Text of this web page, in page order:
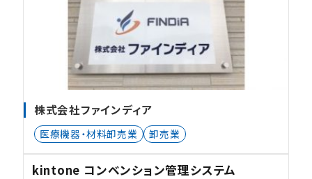
株式会社ファインディア
医療機器・材料卸売業 卸売業
kintone コンベンション管理システム